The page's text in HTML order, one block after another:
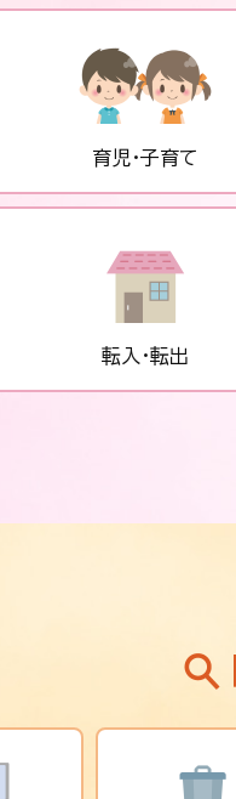
育児・子育て
転入・転出